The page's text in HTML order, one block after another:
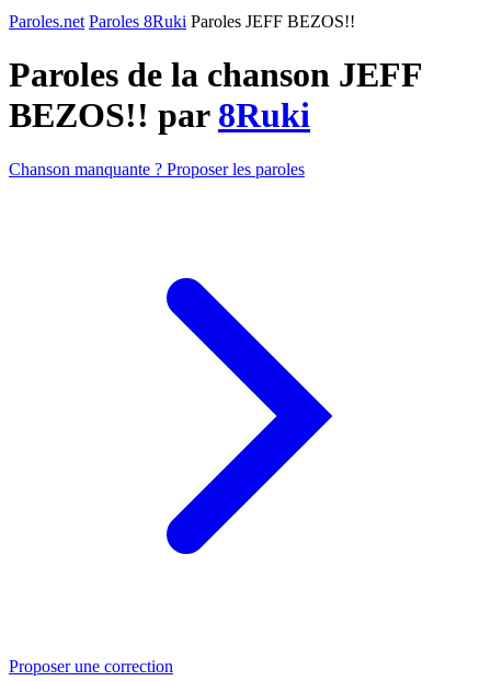
Paroles.net Paroles 8Ruki Paroles JEFF BEZOS!!
Paroles de la chanson JEFF
BEZOS!! par 8Ruki
Chanson manquante ? Proposer les paroles
Proposer une correction